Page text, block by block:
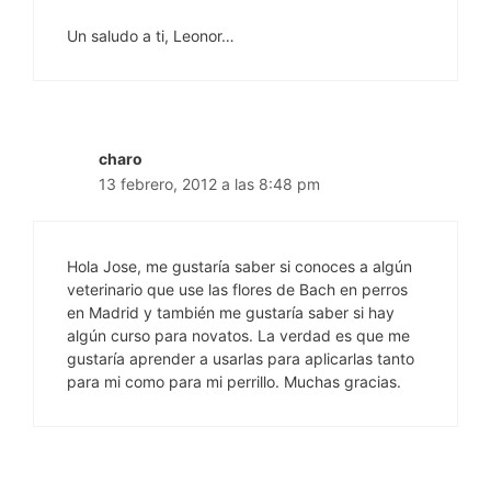
Un saludo a ti, Leonor…
charo
13 febrero, 2012 a las 8:48 pm
Hola Jose, me gustaría saber si conoces a algún
veterinario que use las flores de Bach en perros
en Madrid y también me gustaría saber si hay
algún curso para novatos. La verdad es que me
gustaría aprender a usarlas para aplicarlas tanto
para mi como para mi perrillo. Muchas gracias.